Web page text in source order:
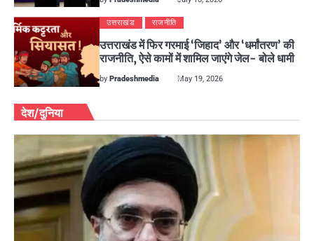
उत्तराखंड राजनीति
उत्तराखंड में फिर गरमाई ‘जिहाद’ और ‘धर्मांतरण’ की
राजनीति, ऐसे कामों में शामिल जाएंगे जेल- बोले धामी
byPradeshmedia May 19, 2026
देश/दुनिया